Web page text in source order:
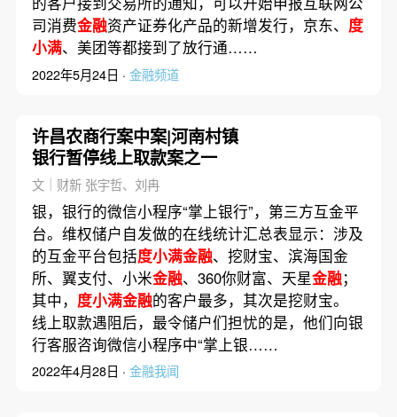
司消费金融资产证券化产品的新增发行，京东、 度
小满、美团等都接到了放行通……
2022年5月24日 · 金融频道
许昌农商行案中案|河南村镇
银行暂停线上取款案之一
文｜财新 张宇哲、刘冉
银，银行的微信小程序“掌上银行”，第三方互金平
台。维权储户自发做的在线统计汇总表显示：涉及
的互金平台包括度小满金融、挖财宝、滨海国金
所、翼支付、小米金融、360你财富、天星金融；
其中， 度小满金融的客户最多，其次是挖财宝。
线上取款遇阻后，最令储户们担忧的是，他们向银
行客服咨询微信小程序中“掌上银……
2022年4月28日 · 金融我闻